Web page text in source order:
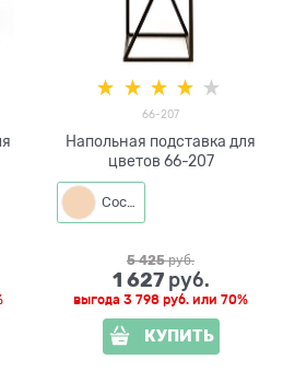
66-207
Напольная подставка для
цветов 66-207
Сосна
5 425 руб.
1 627 руб.
выгода 3 798 руб. или 70%
КУПИТЬ